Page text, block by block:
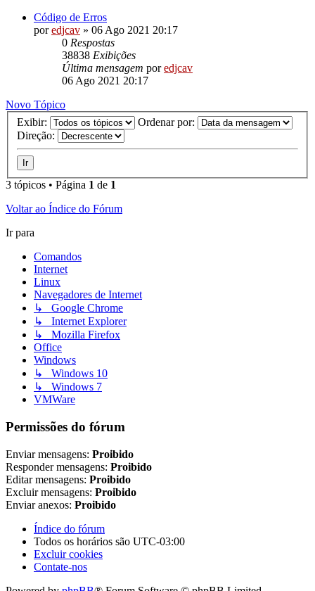
Código de Erros
poredjcav » 06 Ago 2021 20:17
0 Respostas
38838 Exibições
Última mensagem poredjcav
06 Ago 2021 20:17
Novo Tópico
Exibir:
Ordenar por:
Direção:
3 tópicos • Página 1 de 1
Voltar ao Índice do Fórum
Ir para
Comandos
Internet
Linux
Navegadores de Internet
↳ Google Chrome
↳ Internet Explorer
↳ Mozilla Firefox
Office
Windows
↳ Windows 10
↳ Windows 7
VMWare
Permissões do fórum
Enviar mensagens: Proibido
Responder mensagens: Proibido
Editar mensagens: Proibido
Excluir mensagens: Proibido
Enviar anexos: Proibido
Índice do fórum
Todos os horários são UTC-03:00
Excluir cookies
Contate-nos